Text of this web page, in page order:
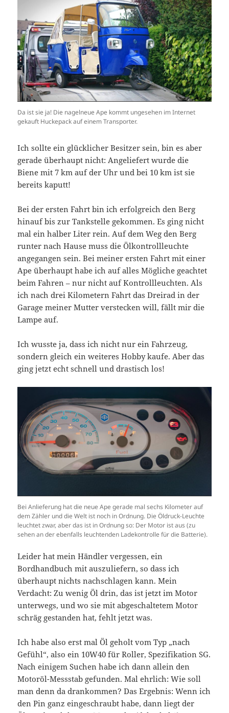
Da ist sie ja! Die nagelneue Ape kommt ungesehen im Internet
gekauft Huckepack auf einem Transporter.
Ich sollte ein glücklicher Besitzer sein, bin es aber
gerade überhaupt nicht: Angeliefert wurde die
Biene mit 7 km auf der Uhr und bei 10 km ist sie
bereits kaputt!
Bei der ersten Fahrt bin ich erfolgreich den Berg
hinauf bis zur Tankstelle gekommen. Es ging nicht
mal ein halber Liter rein. Auf dem Weg den Berg
runter nach Hause muss die Ölkontrollleuchte
angegangen sein. Bei meiner ersten Fahrt mit einer
Ape überhaupt habe ich auf alles Mögliche geachtet
beim Fahren – nur nicht auf Kontrollleuchten. Als
ich nach drei Kilometern Fahrt das Dreirad in der
Garage meiner Mutter verstecken will, fällt mir die
Lampe auf.
Ich wusste ja, dass ich nicht nur ein Fahrzeug,
sondern gleich ein weiteres Hobby kaufe. Aber das
ging jetzt echt schnell und drastisch los!
Bei Anlieferung hat die neue Ape gerade mal sechs Kilometer auf
dem Zähler und die Welt ist noch in Ordnung. Die Öldruck-Leuchte
leuchtet zwar, aber das ist in Ordnung so: Der Motor ist aus (zu
sehen an der ebenfalls leuchtenden Ladekontrolle für die Batterie).
Leider hat mein Händler vergessen, ein
Bordhandbuch mit auszuliefern, so dass ich
überhaupt nichts nachschlagen kann. Mein
Verdacht: Zu wenig Öl drin, das ist jetzt im Motor
unterwegs, und wo sie mit abgeschaltetem Motor
schräg gestanden hat, fehlt jetzt was.
Ich habe also erst mal Öl geholt vom Typ „nach
Gefühl“, also ein 10W40 für Roller, Spezifikation SG.
Nach einigem Suchen habe ich dann allein den
Motoröl-Messstab gefunden. Mal ehrlich: Wie soll
man denn da drankommen? Das Ergebnis: Wenn ich
den Pin ganz eingeschraubt habe, dann liegt der